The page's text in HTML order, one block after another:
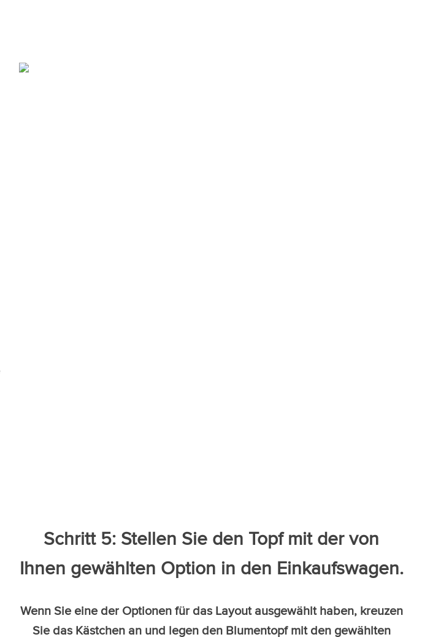
Schritt 5: Stellen Sie den Topf mit der von
Ihnen gewählten Option in den Einkaufswagen.
Wenn Sie eine der Optionen für das Layout ausgewählt haben, kreuzen
Sie das Kästchen an und legen den Blumentopf mit den gewählten